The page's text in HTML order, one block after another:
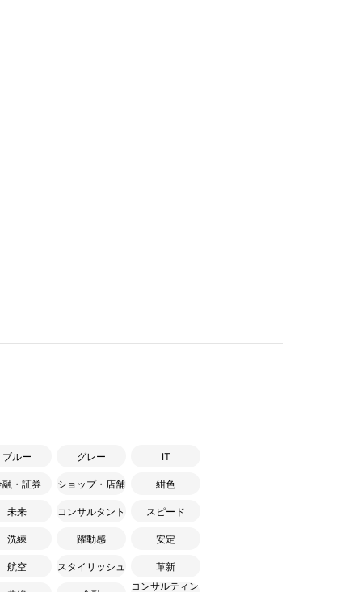
ブルー グレー
IT
融・証券 ショップ・店舗 紺色
未来 コンサルタント スピード
洗練 躍動感 安定
航空 スタイリッシュ 革新
コンサルティン